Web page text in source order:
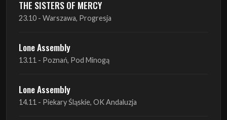
Lone Assembly
14.11 - Piekary Śląskie, OK Andaluzja
Lone Assembly
15.11 - Warszawa, Potok